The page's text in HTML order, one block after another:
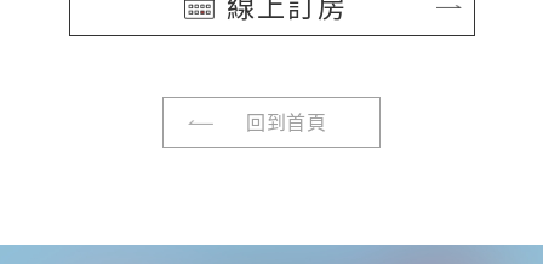
回到首頁